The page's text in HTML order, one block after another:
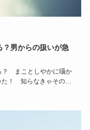
男からの扱いが急
？ まことしやかに囁か
！ 知らなきゃその後